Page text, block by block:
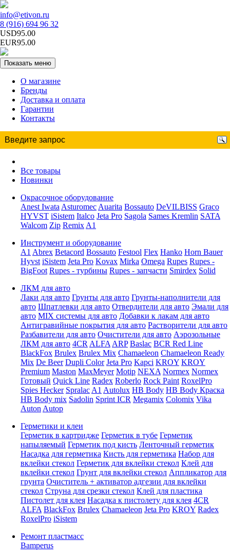
info@etivon.ru
8 (916) 694 96 32
USD95.00
EUR95.00
Показать меню
О магазине
Бренды
Доставка и оплата
Гарантии
Контакты
Все товары
Новинки
Окрасочное оборудование
Anest Iwata Asturomec Auarita Bossauto DeVILBISS Graco
HYVST iSistem Italco Jeta Pro Sagola Sames Kremlin SATA
Walcom Zip Remix A1
Инструмент и оборудование
A1 Abrex Betacord Bossauto Festool Flex Hanko Horn Bauer
Hyvst iSistem Jeta Pro Kovax Mirka Omega Rupes Rupes -
BigFoot Rupes - турбины Rupes - запчасти Smirdex Solid
ЛКМ для авто
Лаки для авто Грунты для авто Грунты-наполнители для
авто Шпатлевки для авто Отвердители для авто Эмали для
авто MIX системы для авто Добавки к лакам для авто
Антигравийные покрытия для авто Растворители для авто
Разбавители для авто Очистители для авто Аэрозольные
ЛКМ для авто 4CR ALFA ARP Baslac BCR Red Line
BlackFox Brulex Brulex Mix Chamaeleon Chamaeleon Ready
Mix De Beer Dupli Color Jeta Pro Kapci KROY KROY
Premium Maston MaxMeyer Motip NEXA Normex Normex
Готовый Quick Line Radex Roberlo Rock Paint RoxelPro
Spies Hecker Spralac A1 Autolux HB Body HB Body Краска
HB Body mix Sadolin Sprint ICR Megamix Colomix Vika
Auton Autop
Герметики и клеи
Герметик в картридже Герметик в тубе Герметик
напыляемый Герметик под кисть Ленточный герметик
Насадка для герметика Кисть для герметика Набор для
вклейки стекол Герметик для вклейки стекол Клей для
вклейки стекол Грунт для вклейки стекол Аппликатор для
грунта Очиститель + активатор адгезии для вклейки
стекол Струна для срезки стекол Клей для пластика
Пистолет для клея Насадка к пистолету для клея 4CR
ALFA BlackFox Brulex Chamaeleon Jeta Pro KROY Radex
RoxelPro iSistem
Ремонт пластмасс
Bamperus